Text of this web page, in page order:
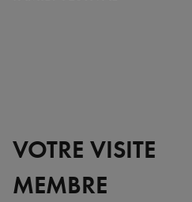
VOTRE VISITE
MEMBRE